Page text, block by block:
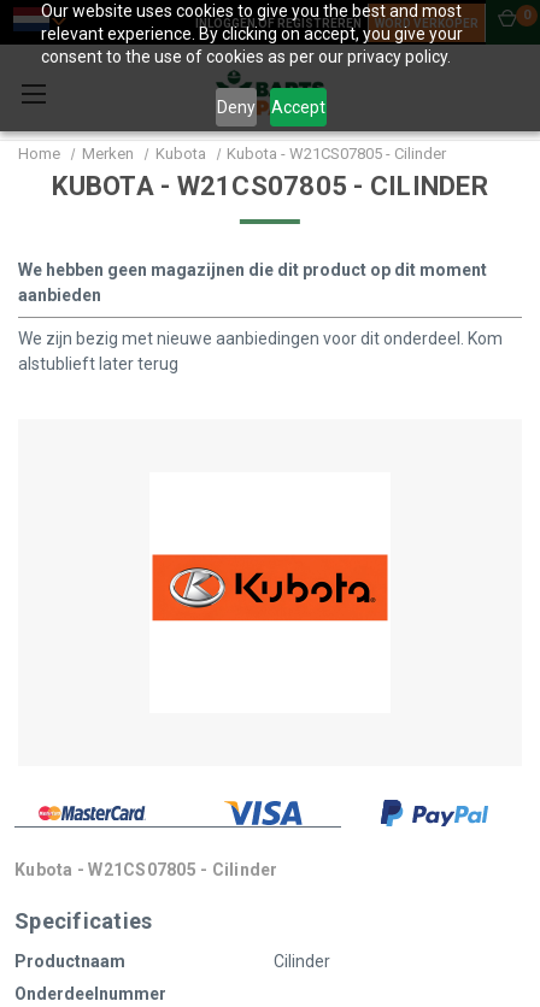
Our website uses cookies to give you the best and most
relevant experience. By clicking on accept, you give your
consent to the use of cookies as per our privacy policy.
Deny Accept
INLOGGEN OF REGISTREREN WORD VERKOPER
0
Home Merken Kubota Kubota - W21CS07805 - Cilinder
KUBOTA - W21CS07805 - CILINDER
We hebben geen magazijnen die dit product op dit moment
aanbieden
We zijn bezig met nieuwe aanbiedingen voor dit onderdeel. Kom
alstublieft later terug
Kubota - W21CS07805 - Cilinder
Specificaties
Productnaam
Cilinder
Onderdeelnummer